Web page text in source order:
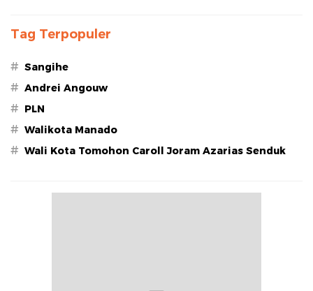
Tag Terpopuler
# Sangihe
# Andrei Angouw
# PLN
# Walikota Manado
# Wali Kota Tomohon Caroll Joram Azarias Senduk